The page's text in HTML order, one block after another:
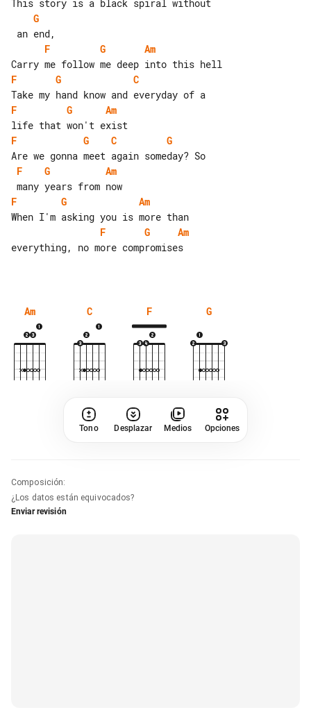
G
F
G
Am
F
G
C
F
G
Am
F
G C
G
F
G
Am
F
G
Am
F
G
Am
everything, no more compromises
Am C F G
Tono Desplazar Medios Opciones
Composición:
¿Los datos están equivocados?
Enviar revisión